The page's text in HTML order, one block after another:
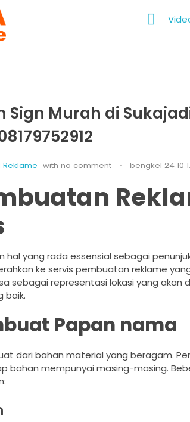
Sign Murah di
Reklame with no comment bengkel 24 10
hal yang rada essensial sebagai
ke servis pembuatan reklame
sebagai representasi lokasi yang
baik.
Papan nama
dari bahan material yang beragam.
bahan mempunyai masing-masing.